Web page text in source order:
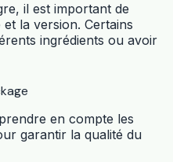
il est important de
la version. Certains
ingrédients ou avoir
en compte les
garantir la qualité du